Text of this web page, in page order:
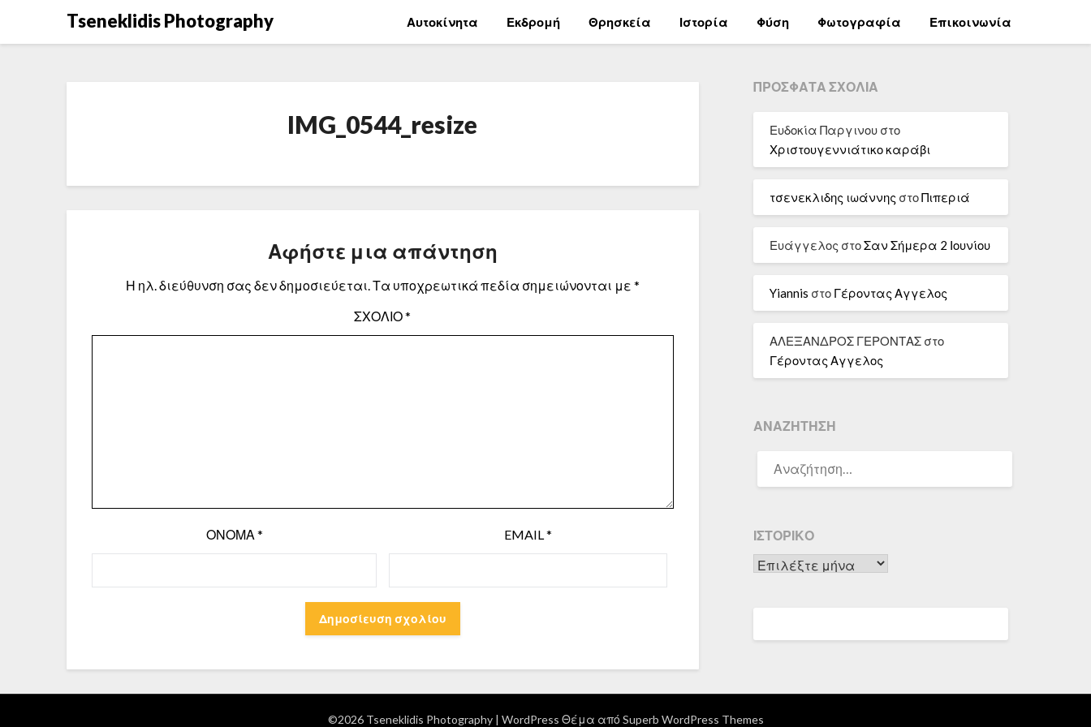
Tseneklidis Photography Αυτοκίνητα Εκδρομή Θρησκεία Ιστορία Φύση Φωτογραφία Επικοινωνία
IMG_0544_resize
Αφήστε μια απάντηση
Η ηλ. διεύθυνση σας δεν δημοσιεύεται.Τα υποχρεωτικά πεδία σημειώνονται με *
ΣΧΌΛΙΟ*
ΌΝΟΜΑ * EMAIL*
ΠΡΌΣΦΑΤΑ ΣΧΌΛΙΑ
Ευδοκία Παργινουστο
Χριστουγεννιάτικο καράβι
τσενεκλιδης ιωάννης στοΠιπεριά
Ευάγγελος στοΣαν Σήμερα 2 Ιουνίου
Yiannis στο Γέροντας Αγγελος
ΑΛΕΞΑΝΔΡΟΣ ΓΕΡΟΝΤΑΣστο
Γέροντας Αγγελος
ΑΝΑΖΉΤΗΣΗ
ΓΙΑ:
ΙΣΤΟΡΙΚΌ
Ιστορικό
©2026 Tseneklidis Photography | WordPress Θέμα από Superb WordPress Themes